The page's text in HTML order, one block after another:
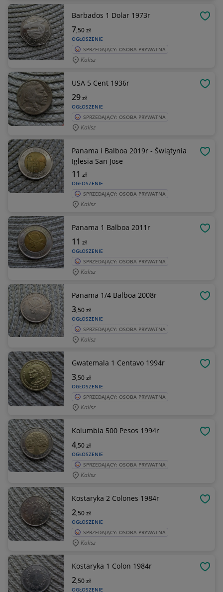
Barbados 1 Dolar 1973r
OGŁOSZENIE
7,50zł
SPRZEDAJĄCY: OSOBA PRYWATNA
Kalisz
USA 5 Cent 1936r
OGŁOSZENIE
29zł
SPRZEDAJĄCY: OSOBA PRYWATNA
Kalisz
Panama i Balboa 2019r - Świątynia
Iglesia San Jose
OGŁOSZENIE
11 zł
SPRZEDAJĄCY: OSOBA PRYWATNA
Kalisz
Panama 1 Balboa 2011r
OGŁOSZENIE
11 zł
SPRZEDAJĄCY: OSOBA PRYWATNA
Kalisz
Panama 1/4 Balboa 2008r
OGŁOSZENIE
3,50zł
SPRZEDAJĄCY: OSOBA PRYWATNA
Kalisz
Gwatemala 1 Centavo 1994r
OGŁOSZENIE
3,50zł
SPRZEDAJĄCY: OSOBA PRYWATNA
Kalisz
Kolumbia 500 Pesos 1994r
OGŁOSZENIE
4,50zł
SPRZEDAJĄCY: OSOBA PRYWATNA
Kalisz
Kostaryka 2 Colones 1984r
OGŁOSZENIE
2,50zł
SPRZEDAJĄCY: OSOBA PRYWATNA
Kalisz
Kostaryka 1 Colon 1984r
OGŁOSZENIE
2,50zł